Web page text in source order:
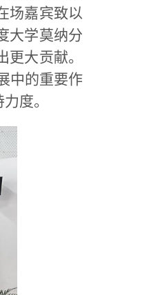
场嘉宾致以
大学莫纳分
大贡献。
中的重要作
度。